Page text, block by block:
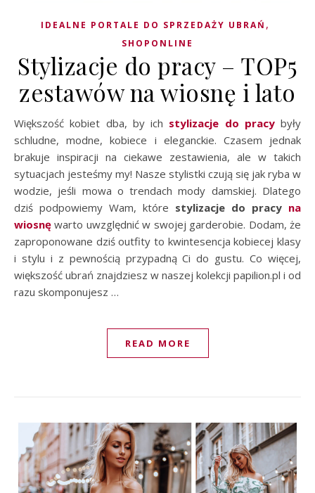
IDEALNE PORTALE DO SPRZEDAŻY UBRAŃ ,
SHOPONLINE
Stylizacje do pracy – TOP5
zestawów na wiosnę i lato
Większość kobiet dba, by ich stylizacje do pracybyły
schludne, modne, kobiece i eleganckie. Czasem jednak
brakuje inspiracji na ciekawe zestawienia, ale w takich
sytuacjach jesteśmy my! Nasze stylistki czują się jak ryba w
wodzie, jeśli mowa o trendach mody damskiej. Dlatego
dziś podpowiemy Wam, które stylizacje do pracy na
wiosnę warto uwzględnić w swojej garderobie. Dodam, że
zaproponowane dziś outfity to kwintesencja kobiecej klasy
i stylu i z pewnością przypadną Ci do gustu. Co więcej,
większość ubrań znajdziesz w naszej kolekcji papilion.pl i od
razu skomponujesz …
READ MORE